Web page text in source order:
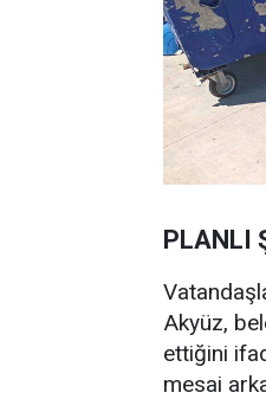
PLANLI
Akyüz,
ettiğini
mesai